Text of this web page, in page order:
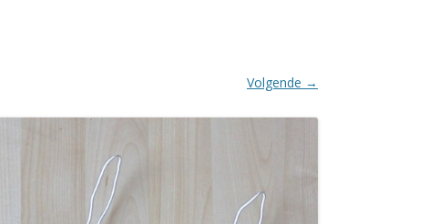
Volgende →